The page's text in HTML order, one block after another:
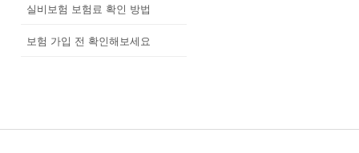
실비보험 보험료 확인 방법
보험 가입 전 확인해보세요